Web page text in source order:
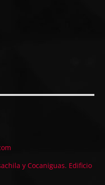
y Cocaniguas. Edificio